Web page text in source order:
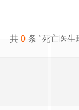
共 0 条 “死亡医生